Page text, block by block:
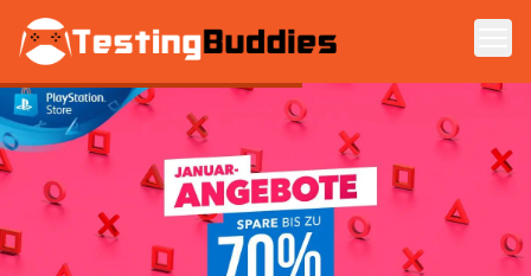
Zum Hauptinhalt springen